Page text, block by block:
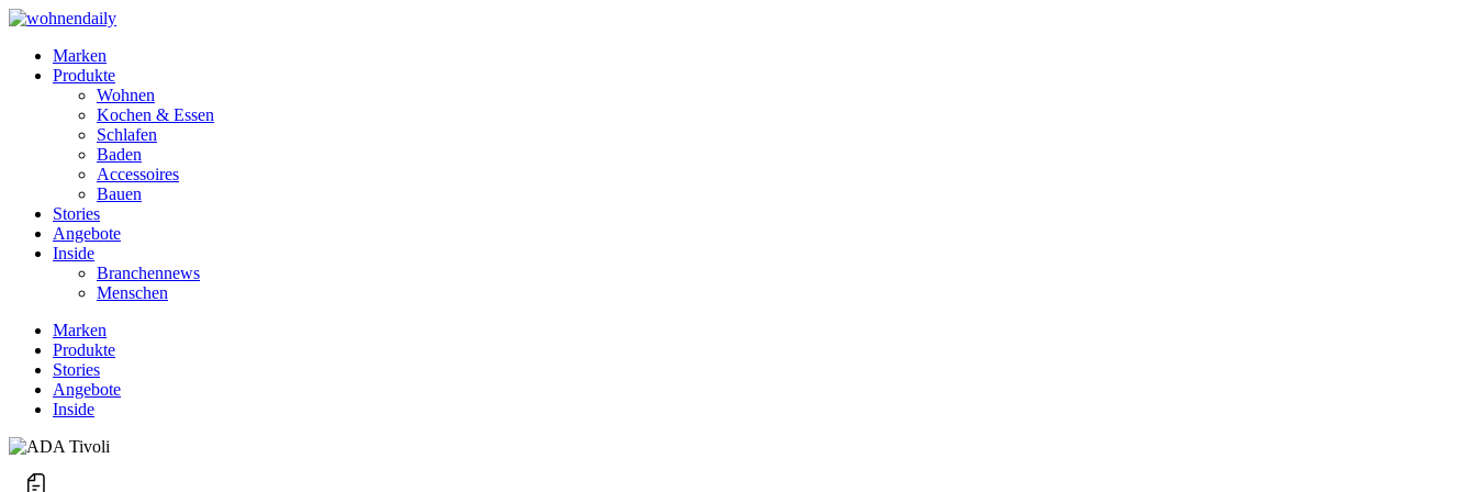
Marken
Produkte
Wohnen
Kochen & Essen
Schlafen
Baden
Accessoires
Bauen
Stories
Angebote
Inside
Branchennews
Menschen
Marken
Produkte
Stories
Angebote
Inside